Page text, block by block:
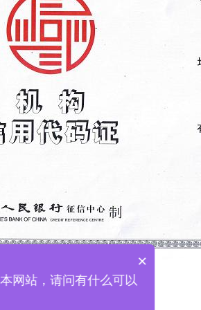
公司
×
网站，请问有什么可以